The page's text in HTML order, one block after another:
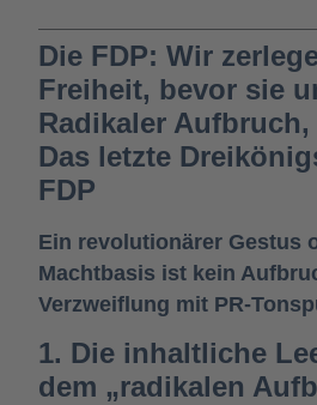
Die FDP: Wir
Freiheit, bevor sie
Radikaler
Das letzte
FDP
Ein revolutionärer Gestus
Machtbasis ist kein
Verzweiflung mit PR-
1. Die inhaltliche
dem „radikalen